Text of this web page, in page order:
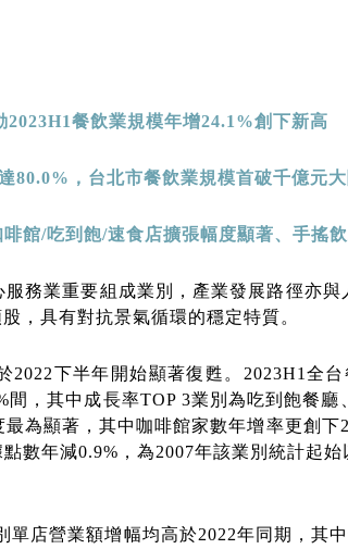
2023H1餐飲業規模年增24.1%創下新高
80.0% ，台北市餐飲業規模首破千億元大
啡館/吃到飽/速食店擴張幅度顯著、手搖飲
務業重要組成業別，產業發展路徑亦
，具有對抗景氣循環的穩定特質。
下半年開始顯著復甦。2023H1全
，其中成長率TOP 3業別為吃到飽餐
為顯著，其中咖啡館家數年增率更創
數年減0.9%，為2007年該業別統計起
店營業額增幅均高於2022年同期，其